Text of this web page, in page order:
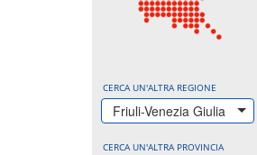
CERCA UN'ALTRA REGIONE
Friuli-Venezia Giulia
CERCA UN'ALTRA PROVINCIA